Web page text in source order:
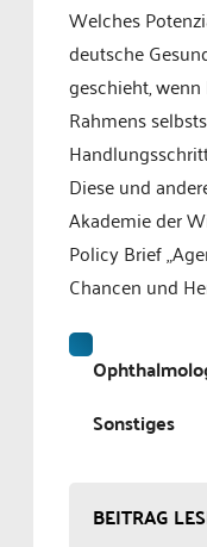
Welches
deutsche
geschieht,
Rahmens
Diese und
Akademie der
Policy Brief
Chancen und
Sonstiges
BEITRAG